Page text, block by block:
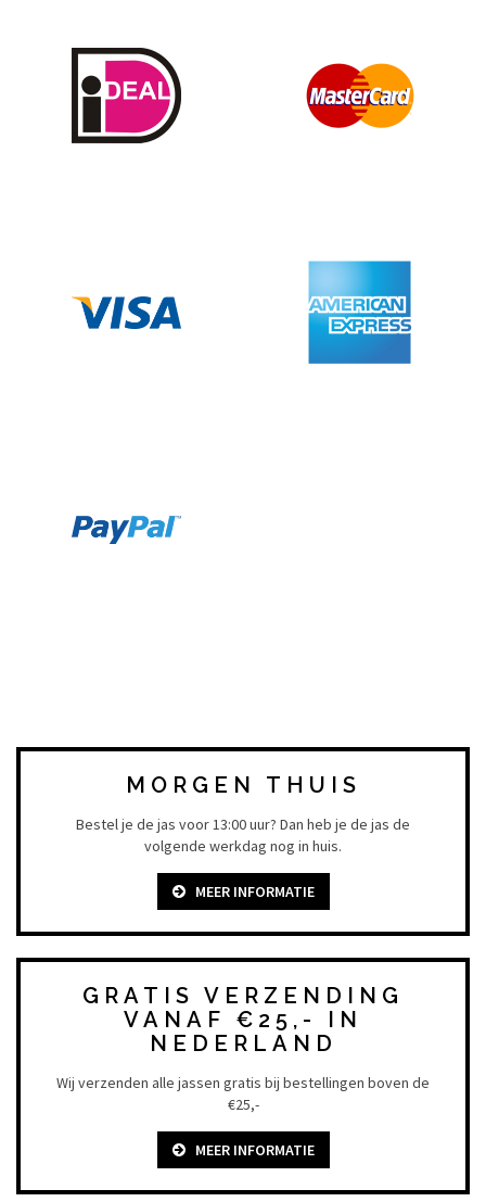
MORGEN THUIS
Bestel je de jas voor 13:00 uur? Dan heb je de jas de
volgende werkdag nog in huis.
MEER INFORMATIE
GRATIS VERZENDING
VANAF €25,- IN
NEDERLAND
Wij verzenden alle jassen gratis bij bestellingen boven de
€25,-
MEER INFORMATIE